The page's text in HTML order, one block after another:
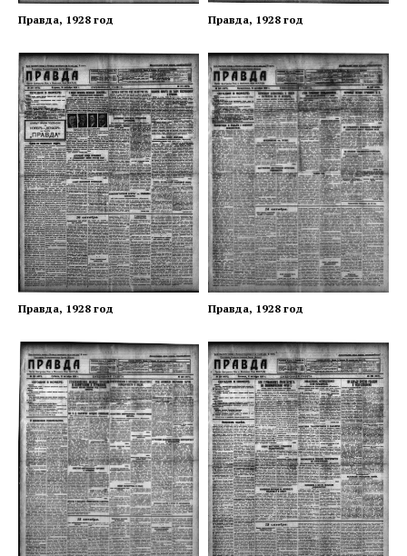
Правда, 1928 год Правда, 1928 год
Правда, 1928 год Правда, 1928 год